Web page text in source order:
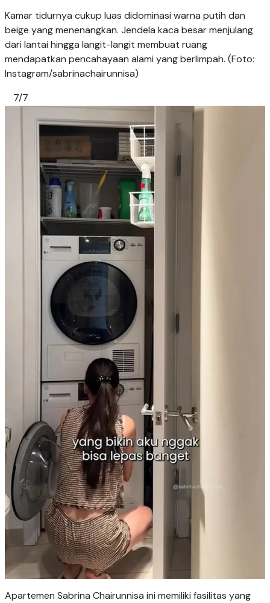
Kamar tidurnya cukup luas didominasi warna putih dan
beige yang menenangkan. Jendela kaca besar menjulang
dari lantai hingga langit-langit membuat ruang
mendapatkan pencahayaan alami yang berlimpah. (Foto:
Instagram/sabrinachairunnisa)
7/7
Apartemen Sabrina Chairunnisa ini memiliki fasilitas yang